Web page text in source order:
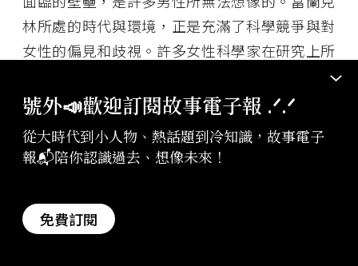
林所處的時代與環境，正是充滿了科學競爭與對
女性的偏見和歧視。許多女性科學家在研究上所
作出的卓越貢獻，往往無法得到同僚的肯定，甚
或曲解與嘲弄。所幸人類文明不斷的進步，近代
女性在從事科學研究的環境上，已經大有改善，
但是距離得到與男性完全相同的待遇，還有很長
與反省，也給我們上了極其寶貴的一課。
號外📣歡迎訂閱故事電子報 .ᐟ‪‪.ᐟ
從大時代到小人物、熱話題到冷知識，故事電子
報📬陪你認識過去、想像未來！
免費訂閱